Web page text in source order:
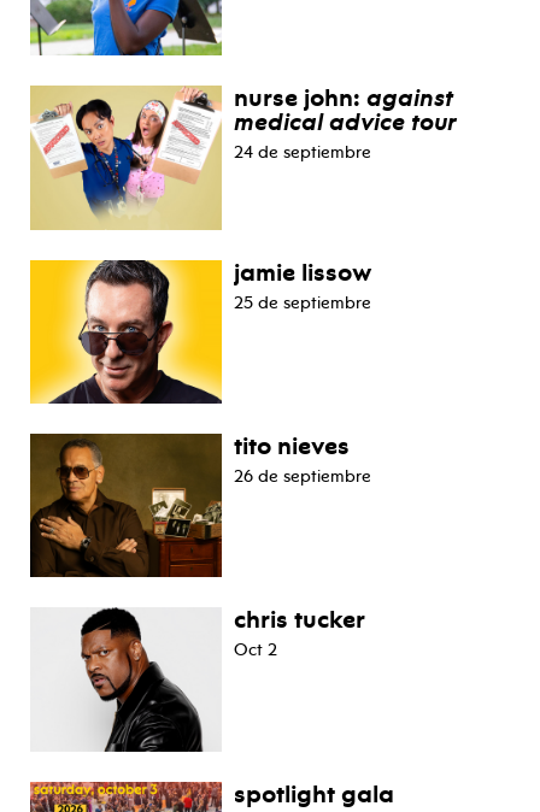
nurse john:against
medical advice tour
24 de septiembre
jamie lissow
25 de septiembre
tito nieves
26 de septiembre
chris tucker
Oct 2
spotlight gala